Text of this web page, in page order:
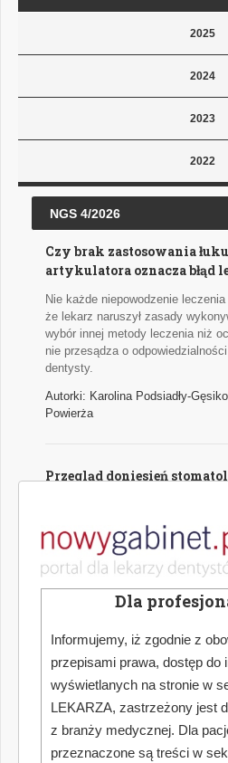
2025
2024
2023
2022
NGS 4/2026
Czy brak zastosowania
artykulatora oznacza błąd
Nie każde niepowodzenie
że lekarz naruszył zasady
wybór innej metody leczenia niż
nie przesądza o
dentysty.
Autorki: Karolina Podsiadły-
Powierża
Przegląd doniesień
medycznych z zakresu
Autor: Hanna Puźyńska
Jak dokonać optymalnego
do pracy w powiększeniu
Współczesna stomatologia
w zakresie precyzji, skuteczności
erze zaawansowanych
oraz rosnących oczekiwań
elementem codziennej praktyki
dobrana optyka zabiegowa. Coraz
Dla
Informujemy, iż zgodnie z
przepisami prawa, dostęp do
wyświetlanych na stronie w
LEKARZA, zastrzeżony jest
z branży medycznej. Dla
przeznaczone są treści w